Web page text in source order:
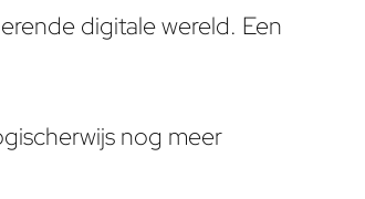
digitale wereld. Een
nog meer